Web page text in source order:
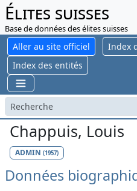
Élites suisses
Base de données des élites suisses
Aller au site officiel
Index
Index des entités
Chappuis, Louis
ADMIN (1957)
Données